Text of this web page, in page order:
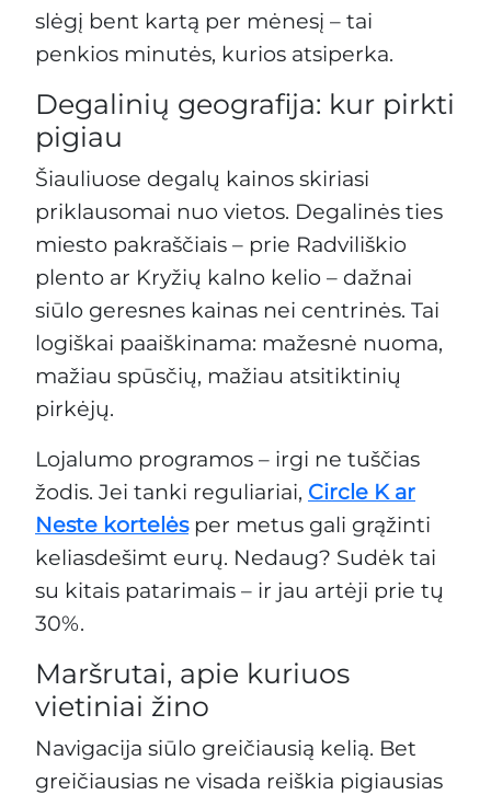
slėgį bent kartą per mėnesį – tai
penkios minutės, kurios atsiperka.
Degalinių geografija: kur pirkti
pigiau
Šiauliuose degalų kainos skiriasi
priklausomai nuo vietos. Degalinės ties
miesto pakraščiais – prie Radviliškio
plento ar Kryžių kalno kelio – dažnai
siūlo geresnes kainas nei centrinės. Tai
logiškai paaiškinama: mažesnė nuoma,
mažiau spūsčių, mažiau atsitiktinių
pirkėjų.
Lojalumo programos – irgi ne tuščias
žodis. Jei tanki reguliariai, Circle K ar
Neste kortelėsper metus gali grąžinti
keliasdešimt eurų. Nedaug? Sudėk tai
su kitais patarimais – ir jau artėji prie tų
30%.
Maršrutai, apie kuriuos
vietiniai žino
Navigacija siūlo greičiausią kelią. Bet
greičiausias ne visada reiškia pigiausias